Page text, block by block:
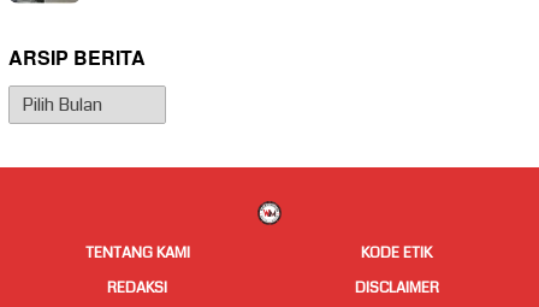
ARSIP BERITA
Arsip
Berita
TENTANG KAMI
KODE ETIK
REDAKSI
DISCLAIMER